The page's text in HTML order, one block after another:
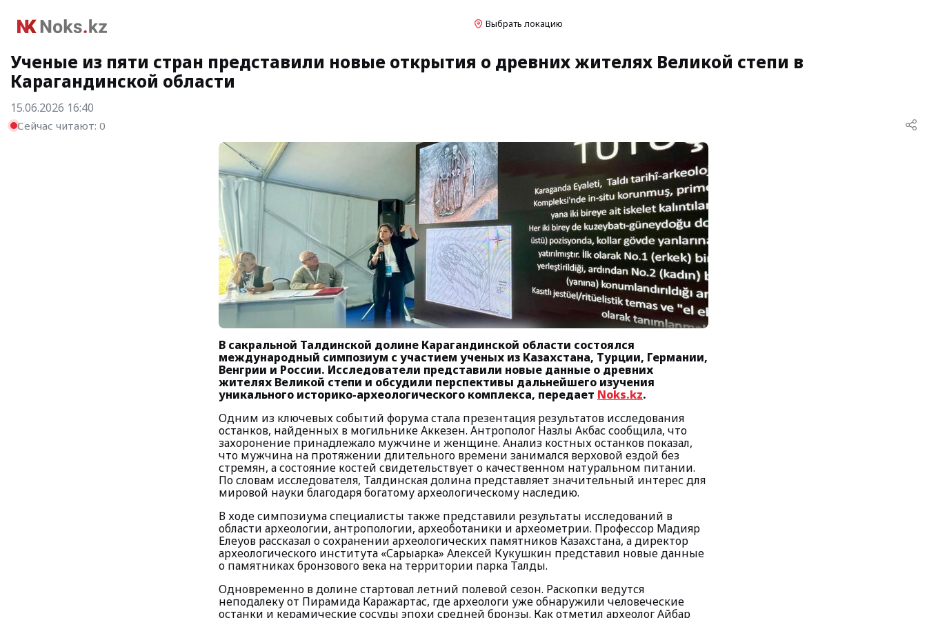
Выбрать локацию
Ученые из пяти стран представили новые открытия о древних жителях Великой степи в
Карагандинской области
15.06.2026 16:40
Сейчас читают: 0
В сакральной Талдинской долине Карагандинской области состоялся
международный симпозиум с участием ученых из Казахстана, Турции, Германии,
Венгрии и России. Исследователи представили новые данные о древних
жителях Великой степи и обсудили перспективы дальнейшего изучения
уникального историко-археологического комплекса, передает Noks.kz.
Одним из ключевых событий форума стала презентация результатов исследования
останков, найденных в могильнике Аккезен. Антрополог Назлы Акбас сообщила, что
захоронение принадлежало мужчине и женщине. Анализ костных останков показал,
что мужчина на протяжении длительного времени занимался верховой ездой без
стремян, а состояние костей свидетельствует о качественном натуральном питании.
По словам исследователя, Талдинская долина представляет значительный интерес для
мировой науки благодаря богатому археологическому наследию.
В ходе симпозиума специалисты также представили результаты исследований в
области археологии, антропологии, археоботаники и археометрии. Профессор Мадияр
Елеуов рассказал о сохранении археологических памятников Казахстана, а директор
археологического института «Сарыарка» Алексей Кукушкин представил новые данные
о памятниках бронзового века на территории парка Талды.
Одновременно в долине стартовал летний полевой сезон. Раскопки ведутся
неподалеку от Пирамида Каражартас, где археологи уже обнаружили человеческие
останки и керамические сосуды эпохи средней бронзы. Как отметил археолог Айбар